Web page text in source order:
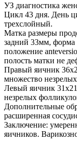
УЗ диагностика
Цикл 43 дня. День
трехслойный.
Матка размеры
задний 33мм, форма
положение
полость матки не
Правый яичник
множество
Левый яичник
незрелых
Дополнительные
расширенная
Заключение:
яичников.